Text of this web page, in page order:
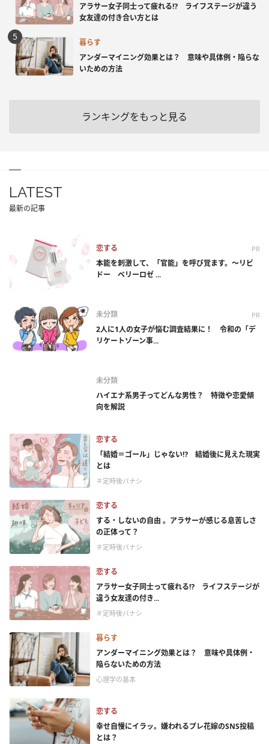
アラサー女子同士って疲れる⁉ ライフステージが違う
女友達の付き合い方とは
暮らす
アンダーマイニング効果とは？ 意味や具体例・陥らな
いための方法
ランキングをもっと見る
LATEST
最新の記事
恋する PR
本能を刺激して、「官能」を呼び覚ます。～リビ
ドー ベリーロゼ ...
未分類 PR
2人に1人の女子が悩む調査結果に！ 令和の「デ
リケートゾーン事...
未分類
ハイエナ系男子ってどんな男性？ 特徴や恋愛傾
向を解説
恋する
「結婚＝ゴール」じゃない⁉ 結婚後に見えた現実
とは
＃定時後バナシ
恋する
する・しないの自由 。アラサーが感じる息苦しさ
の正体って？
＃定時後バナシ
恋する
アラサー女子同士って疲れる⁉ ライフステージが
違う女友達の付き...
＃定時後バナシ
暮らす
アンダーマイニング効果とは？ 意味や具体例・
陥らないための方法
心理学の基本
恋する
幸せ自慢にイラッ。嫌われるプレ花嫁のSNS投稿
とは？